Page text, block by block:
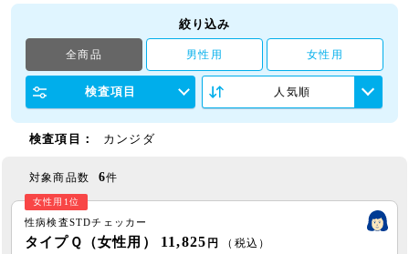
絞り込み
全商品 男性用 女性用
検査項目 人気順
検査項目： カンジダ
対象商品数 6件
女性用1位
性病検査STDチェッカー
タイプＱ（女性用） 11,825 円
（税込）